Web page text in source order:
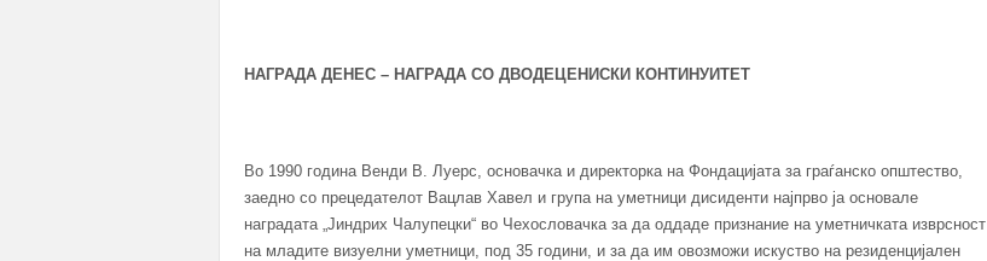
НАГРАДА ДЕНЕС – НАГРАДА СО ДВОДЕЦЕНИСКИ КОНТИНУИТЕТ
Во 1990 година Венди В. Луерс, основачка и директорка на Фондацијата за граѓанско општество,
заедно со прецедателот Вацлав Хавел и група на уметници дисиденти најпрво ја основале
наградата „Јиндрих Чалупецки“ во Чехословачка за да оддаде признание на уметничката изврсност
на младите визуелни уметници, под 35 години, и за да им овозможи искуство на резиденцијален